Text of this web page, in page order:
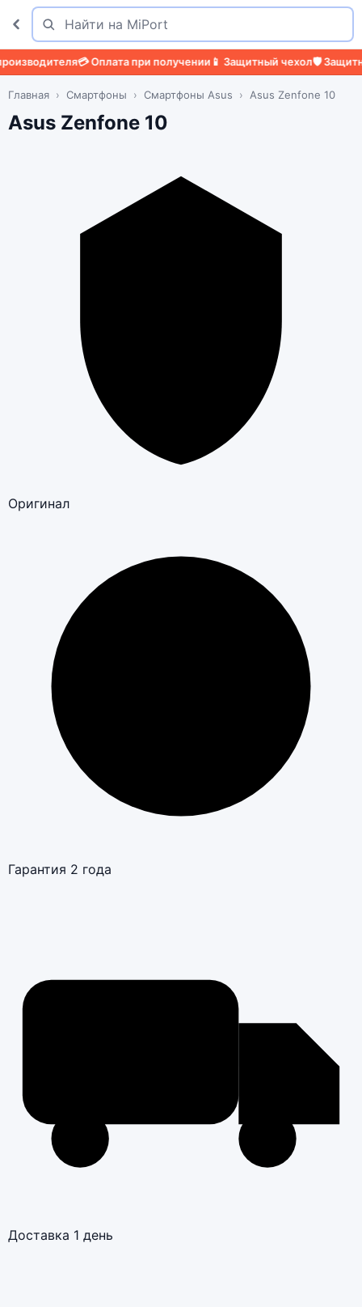
Поиск
Найти
💳 Оплата при получении📱 Защитный чехол🛡️ Защитное
Главная Смартфоны Смартфоны Asus Asus Zenfone 10
Asus Zenfone 10
Оригинал
Гарантия 2 года
Доставка 1 день